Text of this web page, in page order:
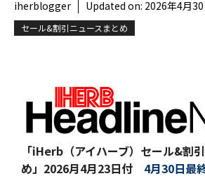
iherblogger Updated on: 2026年4月30
セール&割引ニュースまとめ
「iHerb（アイハーブ）セール&割
め」 2026月4月23日付 4月30日最